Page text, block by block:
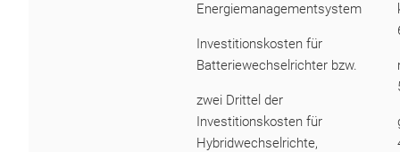
Energiemanagementsystem
Investitionskosten für
Batteriewechselrichter bzw.
zwei Drittel der
Investitionskosten für
Hybridwechselrichte,